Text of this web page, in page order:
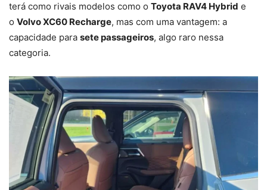
terá como rivais modelos como o Toyota RAV4 Hybrid e
o Volvo XC60 Recharge, mas com uma vantagem: a
capacidade para sete passageiros, algo raro nessa
categoria.